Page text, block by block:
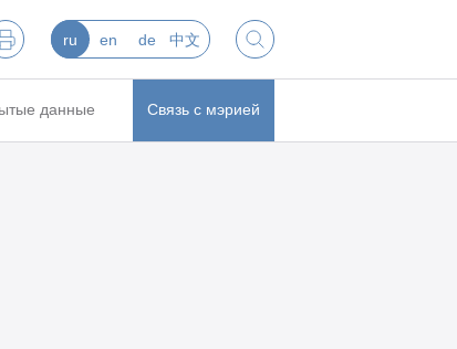
ru en de 中文
данные Связь с мэрией